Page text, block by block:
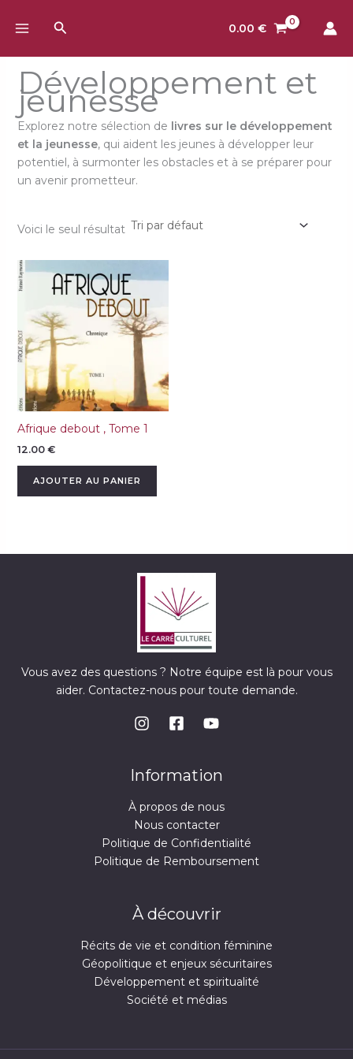
Rechercher 0.00€
Développement et
jeunesse
Explorez notre sélection de livres sur le développement
et la jeunesse, qui aident les jeunes à développer leur
potentiel, à surmonter les obstacles et à se préparer pour
un avenir prometteur.
Voici le seul résultat
Afrique debout , Tome 1
12.00 €
AJOUTER AU PANIER
Vous avez des questions ? Notre équipe est là pour vous
aider. Contactez-nous pour toute demande.
Information
À propos de nous
Nous contacter
Politique de Confidentialité
Politique de Remboursement
À découvrir
Récits de vie et condition féminine
Géopolitique et enjeux sécuritaires
Développement et spiritualité
Société et médias